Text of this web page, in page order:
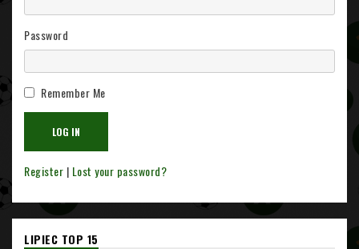
Password
Remember Me
Register | Lost your password?
LIPIEC TOP 15